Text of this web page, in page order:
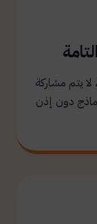
يتم مشاركة
دون إذن